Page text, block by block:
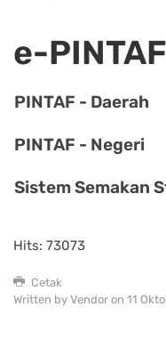
e-PINTAF
PINTAF - Daerah
PINTAF - Negeri
Sistem Semakan
Hits: 73073
Cetak
Written by Vendor on 11